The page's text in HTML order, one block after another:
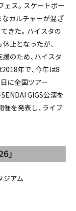
ェス。スケートボー
なカルチャーが混ざ
きた。ハイスタの
止となったが、
のため、ハイスタ
年で、今年は8
に全国ツアー
GIGS公演を
催を発表し、ライブ
」
ジアム